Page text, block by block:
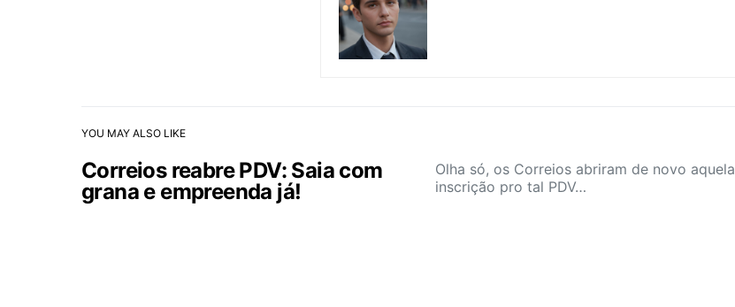
YOU MAY ALSO LIKE
Correios reabre PDV: Saia com
grana e empreenda já!
Olha só, os Correios abriram de novo aquela
inscrição pro tal PDV…